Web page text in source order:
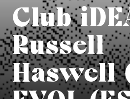
Club
Russell
Haswell